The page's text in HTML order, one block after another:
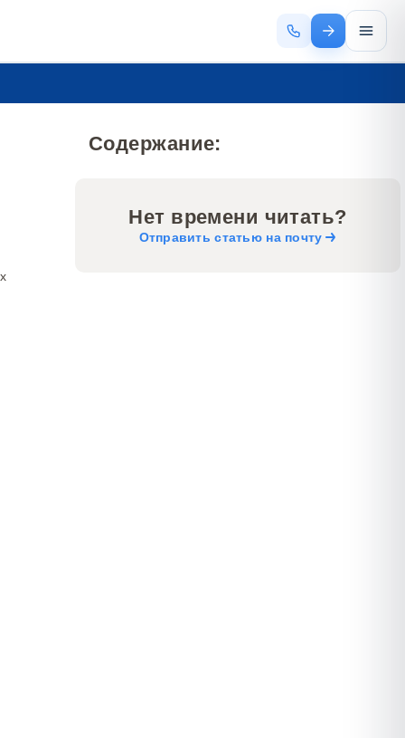
Содержание:
Нет времени читать?
Отправить статью на почту